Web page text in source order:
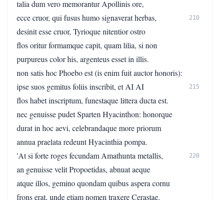
talia dum vero memorantur Apollinis ore,
ecce cruor, qui fusus humo signaverat herbas,
210
desinit esse cruor, Tyrioque nitentior ostro
flos oritur formamque capit, quam lilia, si non
purpureus color his, argenteus esset in illis.
non satis hoc Phoebo est (is enim fuit auctor honoris):
ipse suos gemitus foliis inscribit, et AI AI
215
flos habet inscriptum, funestaque littera ducta est.
nec genuisse pudet Sparten Hyacinthon: honorque
durat in hoc aevi, celebrandaque more priorum
annua praelata redeunt Hyacinthia pompa.
'At si forte roges fecundam Amathunta metallis,
220
an genuisse velit Propoetidas, abnuat aeque
atque illos, gemino quondam quibus aspera cornu
frons erat, unde etiam nomen traxere Cerastae.